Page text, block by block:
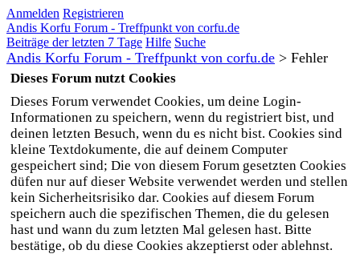
Anmelden Registrieren
Andis Korfu Forum - Treffpunkt von corfu.de
Beiträge der letzten 7 Tage Hilfe Suche
Andis Korfu Forum - Treffpunkt von corfu.de > Fehler
Dieses Forum nutzt Cookies
Dieses Forum verwendet Cookies, um deine Login-
Informationen zu speichern, wenn du registriert bist, und
deinen letzten Besuch, wenn du es nicht bist. Cookies sind
kleine Textdokumente, die auf deinem Computer
gespeichert sind; Die von diesem Forum gesetzten Cookies
düfen nur auf dieser Website verwendet werden und stellen
kein Sicherheitsrisiko dar. Cookies auf diesem Forum
speichern auch die spezifischen Themen, die du gelesen
hast und wann du zum letzten Mal gelesen hast. Bitte
bestätige, ob du diese Cookies akzeptierst oder ablehnst.